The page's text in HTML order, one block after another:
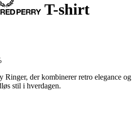
T-shirt
Ringer, der kombinerer retro elegance og
stil i hverdagen.